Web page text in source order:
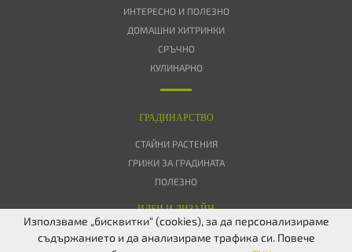
ИНТЕРЕСНО И ПОЛЕЗНО
ДОМАШНИ ХИТРИНКИ
СРЪЧНО
КУЛИНАРНО
ГРАДИНАРСТВО
СТАЙНИ РАСТЕНИЯ
ГРИЖИ ЗА ГРАДИНАТА
ПОЛЕЗНО
ИДЕИ И ДИЗАЙН
ПОВЕРИТЕЛНОСТ БИСКВИТКИ КОНТАКТИ
Използваме „бисквитки“ (cookies), за да персонализираме
съдържанието и да анализираме трафика си. Повече